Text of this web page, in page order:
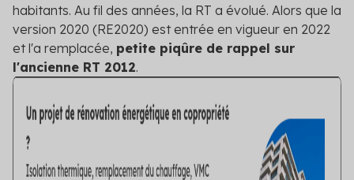
Diagnostic technique global
Assurez la pérennité de votre copropriété avec un
diagnostic complet et adapté
Voir toutes les solutions
habitants. Au fil des années, la RT a évolué. Alors que la
version 2020 (RE2020) est entrée en vigueur en 2022
et l'a remplacée, petite piqûre de rappel sur
l'ancienne RT 2012.